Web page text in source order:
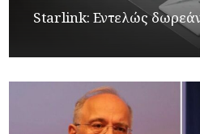
Starlink: Εντελώς